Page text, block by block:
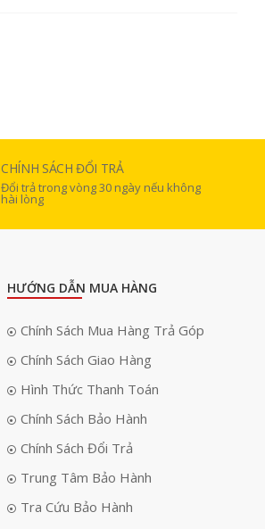
CHÍNH SÁCH ĐỔI TRẢ
Đổi trả trong vòng 30 ngày nếu không
hài lòng
HƯỚNG DẪN MUA HÀNG
Chính Sách Mua Hàng Trả Góp
Chính Sách Giao Hàng
Hình Thức Thanh Toán
Chính Sách Bảo Hành
Chính Sách Đổi Trả
Trung Tâm Bảo Hành
Tra Cứu Bảo Hành